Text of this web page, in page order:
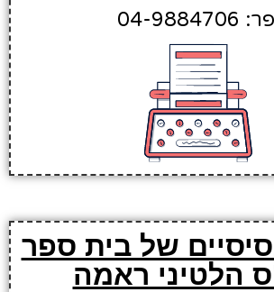
של בית ספר
הלטיני ראמה